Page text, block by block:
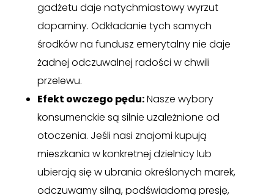
gadżetu daje natychmiastowy wyrzut
dopaminy. Odkładanie tych samych
środków na fundusz emerytalny nie daje
żadnej odczuwalnej radości w chwili
przelewu.
Efekt owczego pędu:Nasze wybory
konsumenckie są silnie uzależnione od
otoczenia. Jeśli nasi znajomi kupują
mieszkania w konkretnej dzielnicy lub
ubierają się w ubrania określonych marek,
odczuwamy silną, podświadomą presję,